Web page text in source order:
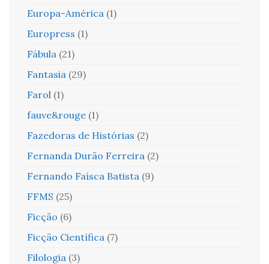
Europa-América (1)
Europress (1)
Fábula (21)
Fantasia (29)
Farol (1)
fauve&rouge (1)
Fazedoras de Histórias (2)
Fernanda Durão Ferreira (2)
Fernando Faísca Batista (9)
FFMS (25)
Ficção (6)
Ficção Científica (7)
Filologia (3)